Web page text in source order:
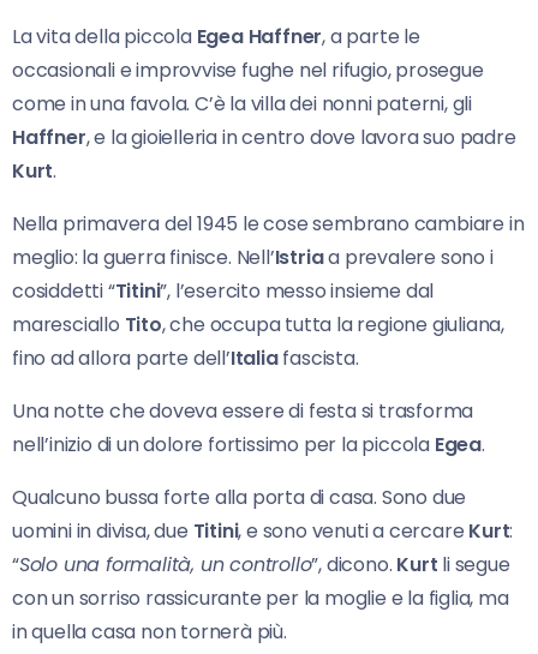
La vita della piccola Egea Haffner, a parte le
occasionali e improvvise fughe nel rifugio, prosegue
come in una favola. C’è la villa dei nonni paterni, gli
Haffner, e la gioielleria in centro dove lavora suo padre
Kurt.
Nella primavera del 1945 le cose sembrano cambiare in
meglio: la guerra finisce. Nell’Istriaa prevalere sono i
cosiddetti “Titini”, l’esercito messo insieme dal
maresciallo Tito, che occupa tutta la regione giuliana,
fino ad allora parte dell’Italiafascista.
Una notte che doveva essere di festa si trasforma
nell’inizio di un dolore fortissimo per la piccola Egea.
Qualcuno bussa forte alla porta di casa. Sono due
uomini in divisa, due Titini, e sono venuti a cercare Kurt:
“Solo una formalità, un controllo”, dicono. Kurt li segue
con un sorriso rassicurante per la moglie e la figlia, ma
in quella casa non tornerà più.